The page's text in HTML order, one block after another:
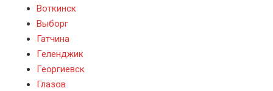
Воткинск
Выборг
Гатчина
Геленджик
Георгиевск
Глазов